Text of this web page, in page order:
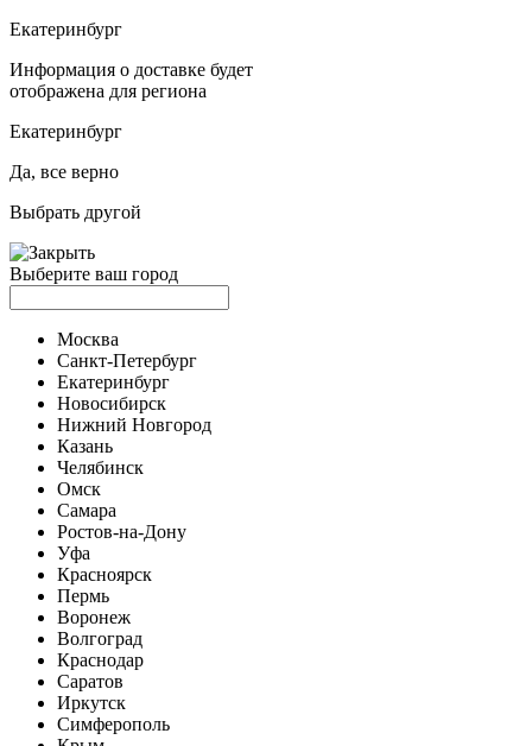
Екатеринбург
Информация о доставке будет
отображена для региона
Екатеринбург
Да, все верно
Выбрать другой
Выберите ваш город
Москва
Санкт-Петербург
Екатеринбург
Новосибирск
Нижний Новгород
Казань
Челябинск
Омск
Самара
Ростов-на-Дону
Уфа
Красноярск
Пермь
Воронеж
Волгоград
Краснодар
Саратов
Иркутск
Симферополь